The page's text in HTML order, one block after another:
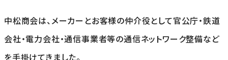
中松商会は、メーカーとお客様の仲介役として官公庁・鉄道
会社・電力会社・通信事業者等の通信ネットワーク整備など
を手掛けてきました。